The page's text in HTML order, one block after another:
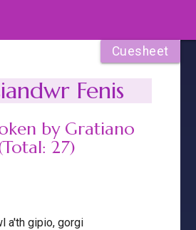
Cuesheet
Fenis
by Gratiano
27)
a'th gipio, gorgi